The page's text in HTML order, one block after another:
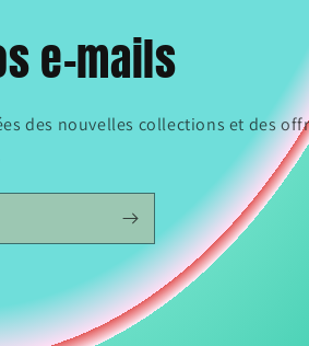
e-mails
des nouvelles collections et des